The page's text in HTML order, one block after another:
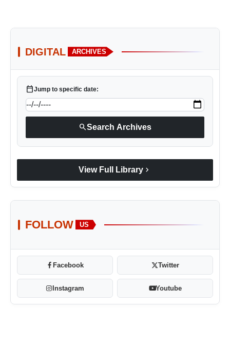
DIGITAL ARCHIVES
calendar_todayJump to specific date:
searchSearch Archives
View Full Library chevron_right
FOLLOW US
Facebook Twitter
Instagram Youtube